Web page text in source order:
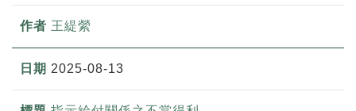
王緹縈
2025-08-13